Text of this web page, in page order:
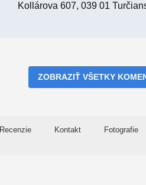
Kollárova 607, 039 01
ZOBRAZIŤ VŠETKY
Recenzie Kontakt Fotografie